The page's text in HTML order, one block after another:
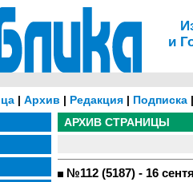
и
| Архив | Редакция | Подписка
АРХИВ СТРАНИЦЫ
№112 (5187) - 16